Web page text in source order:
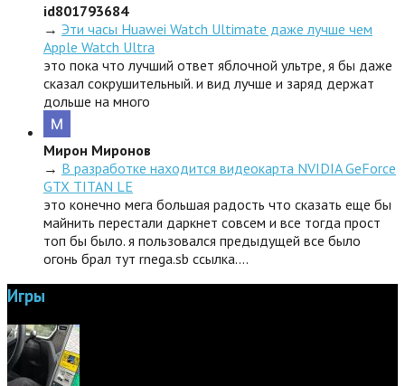
id801793684
→ Эти часы Huawei Watch Ultimate даже лучше чем
Apple Watch Ultra
это пока что лучший ответ яблочной ультре, я бы даже
сказал сокрушительный. и вид лучше и заряд держат
дольше на много
Мирон Миронов
→ В разработке находится видеокарта NVIDIA GeForce
GTX TITAN LE
это конечно мега большая радость что сказать еще бы
майнить перестали даркнет совсем и все тогда прост
топ бы было. я пользовался предыдущей все было
огонь брал тут rnega.sb ссылка.…
Игры